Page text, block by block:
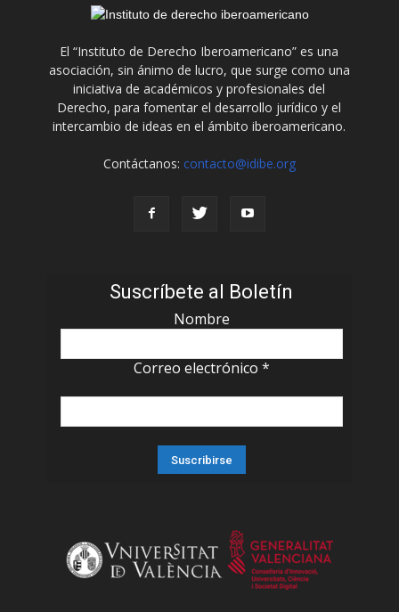
El “Instituto de Derecho Iberoamericano” es una
asociación, sin ánimo de lucro, que surge como una
iniciativa de académicos y profesionales del
Derecho, para fomentar el desarrollo jurídico y el
intercambio de ideas en el ámbito iberoamericano.
Contáctanos: contacto@idibe.org
Suscríbete al Boletín
Nombre
Correo electrónico *